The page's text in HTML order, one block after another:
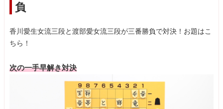
負
香川愛生女流三段と渡部愛女流三段が三番勝負で対決！お題はこ
ちら！
次の一手早解き対決